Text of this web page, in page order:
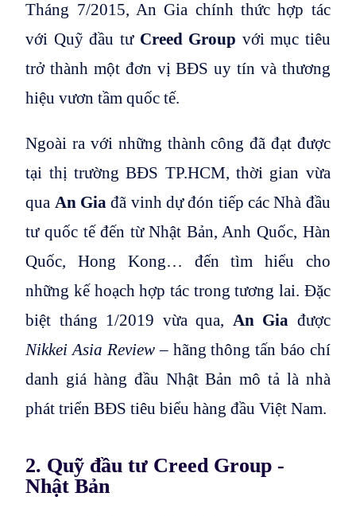
Tháng 7/2015, An Gia chính thức hợp tác
với Quỹ đầu tư Creed Group với mục tiêu
trở thành một đơn vị BĐS uy tín và thương
hiệu vươn tầm quốc tế.
Ngoài ra với những thành công đã đạt được
tại thị trường BĐS TP.HCM, thời gian vừa
qua An Gia đã vinh dự đón tiếp các Nhà đầu
tư quốc tế đến từ Nhật Bản, Anh Quốc, Hàn
Quốc, Hong Kong… đến tìm hiểu cho
những kế hoạch hợp tác trong tương lai. Đặc
biệt tháng 1/2019 vừa qua, An Gia được
Nikkei Asia Review– hãng thông tấn báo chí
danh giá hàng đầu Nhật Bản mô tả là nhà
phát triển BĐS tiêu biểu hàng đầu Việt Nam.
2. Quỹ đầu tư Creed Group -
Nhật Bản